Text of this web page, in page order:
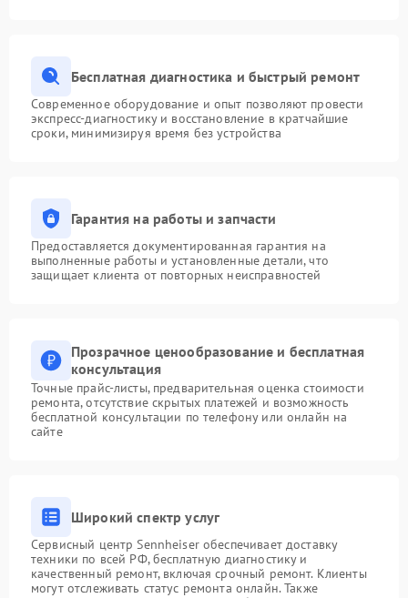
Бесплатная диагностика и быстрый ремонт
Современное оборудование и опыт позволяют провести
экспресс-диагностику и восстановление в кратчайшие
сроки, минимизируя время без устройства
Гарантия на работы и запчасти
Предоставляется документированная гарантия на
выполненные работы и установленные детали, что
защищает клиента от повторных неисправностей
Прозрачное ценообразование и бесплатная
консультация
Точные прайс-листы, предварительная оценка стоимости
ремонта, отсутствие скрытых платежей и возможность
бесплатной консультации по телефону или онлайн на
сайте
Широкий спектр услуг
Сервисный центр Sennheiser обеспечивает доставку
техники по всей РФ, бесплатную диагностику и
качественный ремонт, включая срочный ремонт. Клиенты
могут отслеживать статус ремонта онлайн. Также